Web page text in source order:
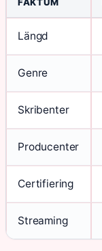
Längd
Genre
Skribenter
Producenter
Certifiering
Streaming